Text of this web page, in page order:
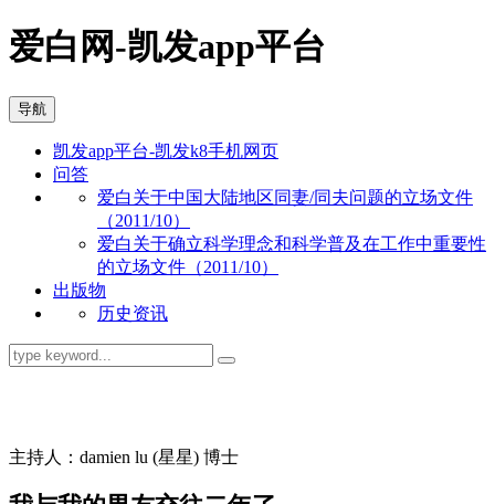
爱白网-凯发app平台
导航
凯发app平台-凯发k8手机网页
问答
爱白关于中国大陆地区同妻/同夫问题的立场文件
（2011/10）
爱白关于确立科学理念和科学普及在工作中重要性
的立场文件（2011/10）
出版物
历史资讯
主持人：damien lu (星星) 博士